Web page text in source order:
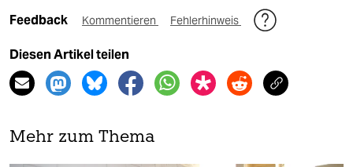
Feedback Kommentieren Fehlerhinweis
Diesen Artikel teilen
Mehr zum Thema